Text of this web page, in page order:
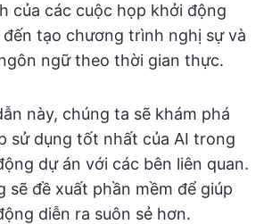
của các cuộc họp khởi động
tạo chương trình nghị sự và
ngữ theo thời gian thực.
này, chúng ta sẽ khám phá
sử dụng tốt nhất của AI trong
dự án với các bên liên quan.
sẽ đề xuất phần mềm để giúp
diễn ra suôn sẻ hơn.